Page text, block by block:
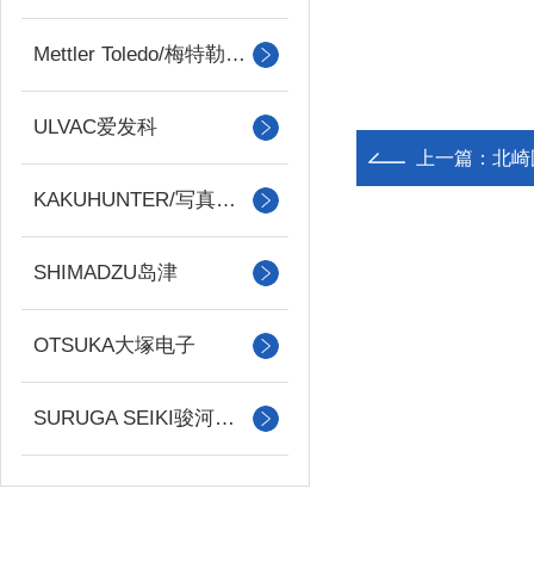
Mettler Toledo/梅特勒托利多
ULVAC爱发科
KAKUHUNTER/写真化学
SHIMADZU岛津
OTSUKA大塚电子
SURUGA SEIKI骏河精机
上一篇： 北崎